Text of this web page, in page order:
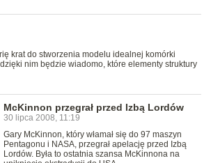
krat do stworzenia modelu idealnej komórki
nim będzie wiadomo, które elementy struktury
McKinnon przegrał przed Izbą Lordów
30 lipca 2008, 11:19
Gary McKinnon, który włamał się do 97 maszyn
Pentagonu i NASA, przegrał apelację przed Izbą
Lordów. Była to ostatnia szansa McKinnona na